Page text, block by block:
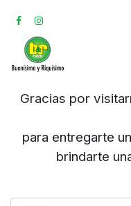
Gracias por
para entregarte
brindarte